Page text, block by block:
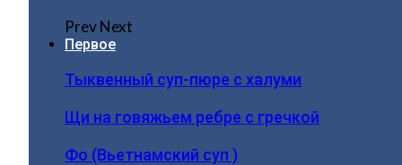
PrevNext
Первое
Тыквенный суп-пюре с халуми
Щи на говяжьем ребре с гречкой
Фо (Вьетнамский суп )